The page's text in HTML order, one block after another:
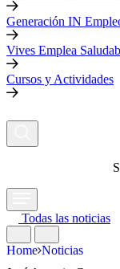
Generación IN
Vives Emplea
Cursos y Actividades
Todas las noticias
Home Noticias